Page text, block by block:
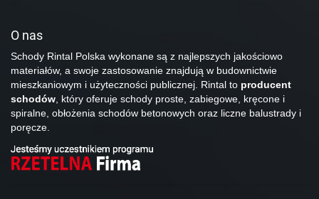
O nas
Schody Rintal Polska wykonane są z najlepszych jakościowo
materiałów, a swoje zastosowanie znajdują w budownictwie
mieszkaniowym i użyteczności publicznej. Rintal to producent
schodów, który oferuje schody proste, zabiegowe, kręcone i
spiralne, obłożenia schodów betonowych oraz liczne balustrady i
poręcze.